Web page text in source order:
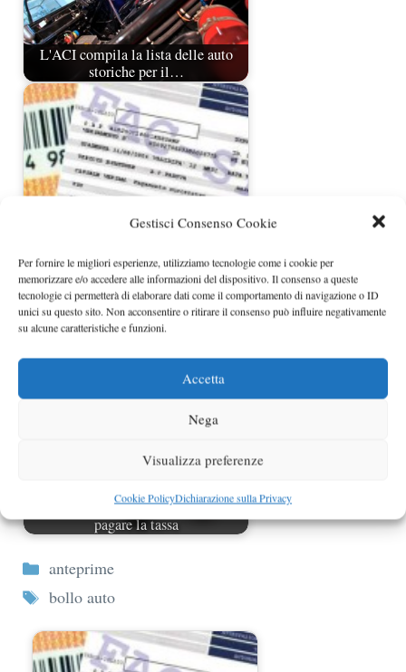
Gestisci Consenso Cookie
Per fornire le migliori esperienze, utilizziamo tecnologie come i cookie per
memorizzare e/o accedere alle informazioni del dispositivo. Il consenso a queste
tecnologie ci permetterà di elaborare dati come il comportamento di navigazione o ID
unici su questo sito. Non acconsentire o ritirare il consenso può influire negativamente
su alcune caratteristiche e funzioni.
Accetta
Nega
Visualizza preferenze
Cookie PolicyDichiarazione sulla Privacy
L'ACI compila la lista delle auto
storiche per il…
La prescrizione per le tasse
automobilistiche
Esenzione bollo auto, quando non
pagare la tassa
Categorie
anteprime
Tag
bollo auto